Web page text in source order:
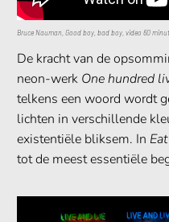
Bruce Nauman, Good boy, bad boy, video 60
De kracht van de
neon-werk One hundred
telkens een woord wordt
lichten in verschillende
existentiële bliksem. In
tot de meest essentiële